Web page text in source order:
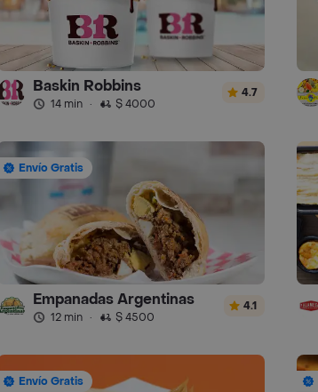
Baskin Robbins
14 min · $ 4000
4.7
Envío Gratis
Empanadas Argentinas
12 min · $ 4500
4.1
Envío Gratis